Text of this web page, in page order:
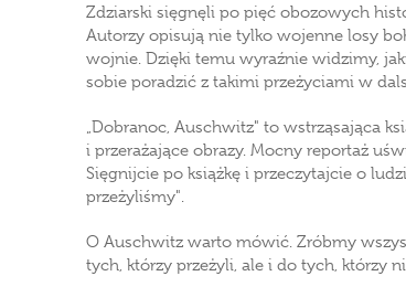
Zdziarski sięgnęli po pięć obozowych
Autorzy opisują nie tylko wojenne losy
wojnie. Dzięki temu wyraźnie widzimy,
sobie poradzić z takimi przeżyciami w
„Dobranoc, Auschwitz" to wstrząsająca
i przerażające obrazy. Mocny reportaż
Sięgnijcie po książkę i przeczytajcie o
przeżyliśmy".
O Auschwitz warto mówić. Zróbmy
tych, którzy przeżyli, ale i do tych, którzy